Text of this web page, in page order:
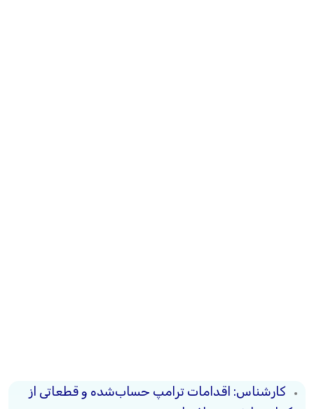
کارشناس: اقدامات ترامپ حساب‌شده و قطعاتی از